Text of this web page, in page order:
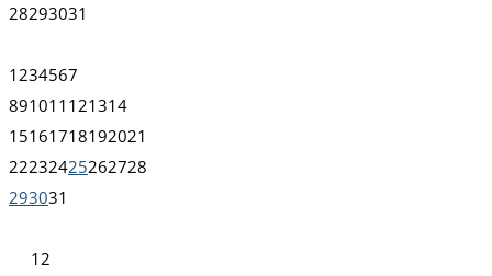
28293031
1 234567
891011 121314
15161718192021
22232425262728
293031
1 2